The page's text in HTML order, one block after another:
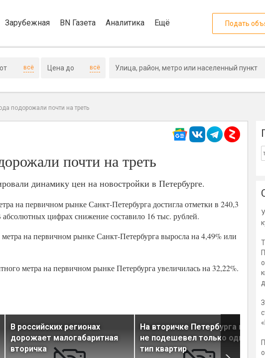
Зарубежная BN Газета Аналитика Ещё Подать
всё всё
подорожали почти на треть
почти на треть
динамику цен на новостройки в Петербурге.
на первичном рынке Санкт-Петербурга достигла отметки в 240,3
абсолютных цифрах снижение составило 16 тыс. рублей.
на первичном рынке Санкт-Петербурга выросла на 4,49% или
метра на первичном рынке Петербурга увеличилась на 32,22%.
В российских регионах
дорожает малогабаритная
вторичка
На вторичке Петербурга в мае
не подешевел только один
тип квартир